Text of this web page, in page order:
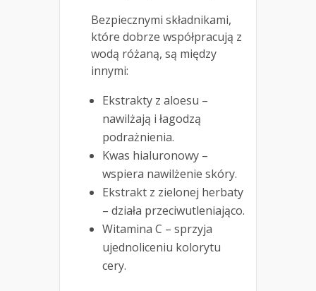
Bezpiecznymi składnikami,
które dobrze współpracują z
wodą różaną, są między
innymi:
Ekstrakty z aloesu –
nawilżają i łagodzą
podrażnienia.
Kwas hialuronowy –
wspiera nawilżenie skóry.
Ekstrakt z zielonej herbaty
– działa przeciwutleniająco.
Witamina C – sprzyja
ujednoliceniu kolorytu
cery.